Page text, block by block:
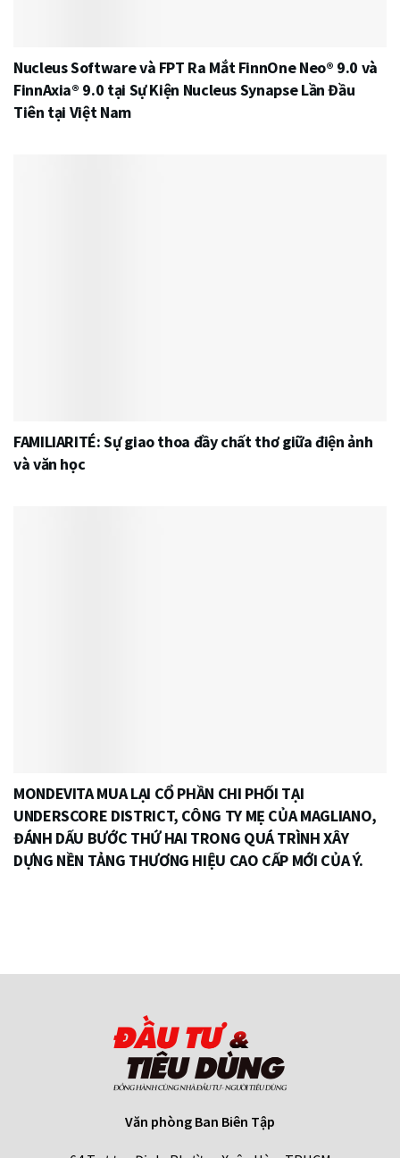
Nucleus Software và FPT Ra Mắt FinnOne Neo® 9.0 và
FinnAxia® 9.0 tại Sự Kiện Nucleus Synapse Lần Đầu
Tiên tại Việt Nam
FAMILIARITÉ: Sự giao thoa đầy chất thơ giữa điện ảnh
và văn học
MONDEVITA MUA LẠI CỔ PHẦN CHI PHỐI TẠI
UNDERSCORE DISTRICT, CÔNG TY MẸ CỦA MAGLIANO,
ĐÁNH DẤU BƯỚC THỨ HAI TRONG QUÁ TRÌNH XÂY
DỰNG NỀN TẢNG THƯƠNG HIỆU CAO CẤP MỚI CỦA Ý.
Văn phòng Ban Biên Tập